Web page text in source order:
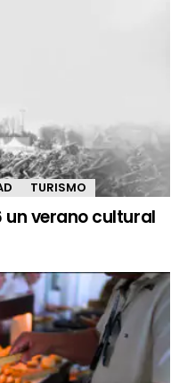
TURISMO
un verano cultural